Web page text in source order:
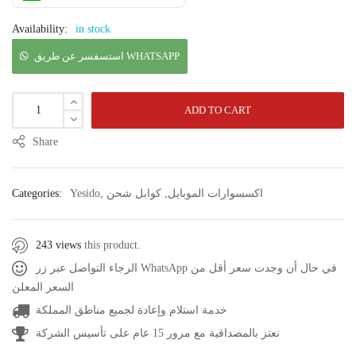
Availability: in stock
استسفسر عن طريق WHATSAPP
ADD TO CART
Share
Categories: Yesido, اكسسوارات الموبايل, كوابل شحن
243 views this product.
الرجاء التواصل عبر زر WhatsApp في حال أن وجدت سعر أقل من
السعر المعلن
خدمة استلام وإعادة لجميع مناطق المملكة
نعتز بالمصداقية مع مرور 15 عام على تأسيس الشركة